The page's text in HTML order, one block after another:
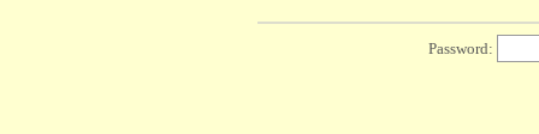
Password: